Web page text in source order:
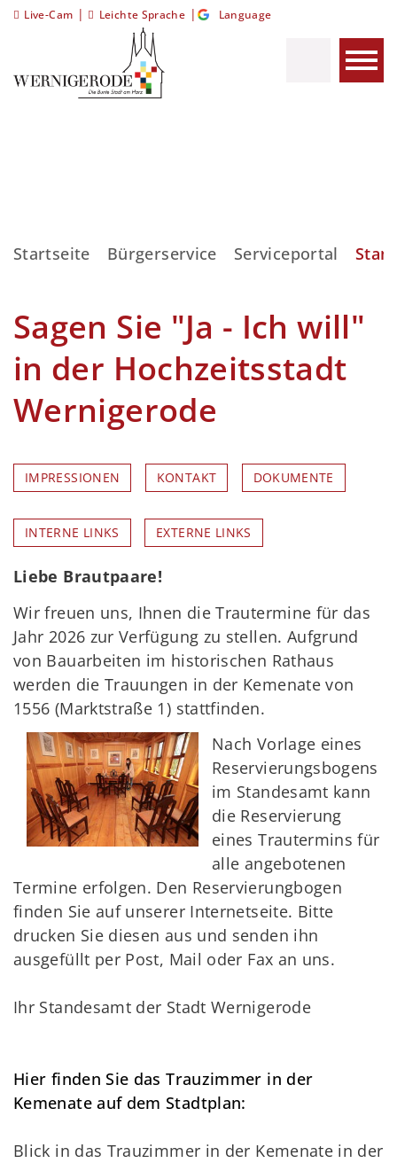
Live-Cam | Leichte Sprache | Language
Startseite Bürgerservice Serviceportal
Sagen Sie "Ja - Ich will"
in der Hochzeitsstadt
Wernigerode
IMPRESSIONEN KONTAKT DOKUMENTE
INTERNE LINKS EXTERNE LINKS
Liebe Brautpaare!
Wir freuen uns, Ihnen die Trautermine für das
Jahr 2026 zur Verfügung zu stellen. Aufgrund
von Bauarbeiten im historischen Rathaus
werden die Trauungen in der Kemenate von
1556 (Marktstraße 1) stattfinden.
Nach Vorlage eines
Reservierungsbogens
im Standesamt kann
die Reservierung
eines Trautermins für
alle angebotenen
Termine erfolgen. Den Reservierungbogen
finden Sie auf unserer Internetseite. Bitte
drucken Sie diesen aus und senden ihn
ausgefüllt per Post, Mail oder Fax an uns.
Ihr Standesamt der Stadt Wernigerode
Hier finden Sie das Trauzimmer in der
Kemenate auf dem Stadtplan:
Blick in das Trauzimmer in der Kemenate in der